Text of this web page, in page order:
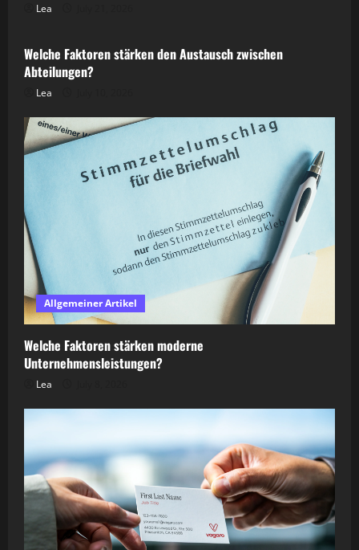
LeaAllgemeiner Artikel
Welche Faktoren stärken den Austausch zwischen
Abteilungen?
Lea
Allgemeiner Artikel
Welche Faktoren stärken moderne
Unternehmensleistungen?
Lea